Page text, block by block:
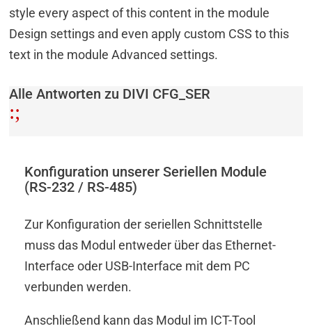
style every aspect of this content in the module
Design settings and even apply custom CSS to this
text in the module Advanced settings.
Alle Antworten zu DIVI CFG_SER
:;
Konfiguration unserer Seriellen Module
(RS-232 / RS-485)
Zur Konfiguration der seriellen Schnittstelle
muss das Modul entweder über das Ethernet-
Interface oder USB-Interface mit dem PC
verbunden werden.
Anschließend kann das Modul im ICT-Tool